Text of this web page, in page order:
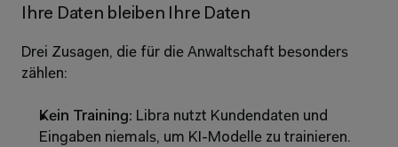
Ihre Daten bleiben Ihre Daten
Drei Zusagen, die für die Anwaltschaft besonders
zählen:
Kein Training: Libra nutzt Kundendaten und
Eingaben niemals, um KI-Modelle zu trainieren.